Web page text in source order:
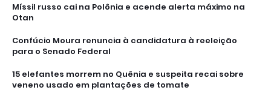
Míssil russo cai na Polônia e acende alerta máximo na
Otan
Confúcio Moura renuncia à candidatura à reeleição
para o Senado Federal
15 elefantes morrem no Quênia e suspeita recai sobre
veneno usado em plantações de tomate